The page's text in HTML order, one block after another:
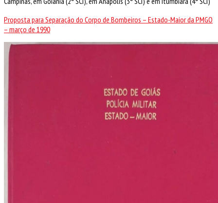
Proposta para Separação do Corpo de Bombeiros – Estado-Maior da PMGO
– março de 1990